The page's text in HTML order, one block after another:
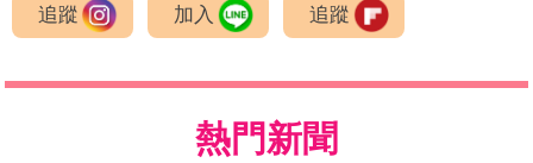
追蹤 加入 追蹤
熱門新聞